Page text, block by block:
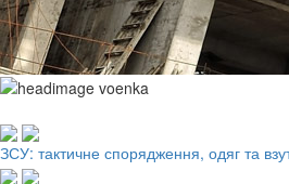
ЗСУ: тактичне спорядження, одяг та